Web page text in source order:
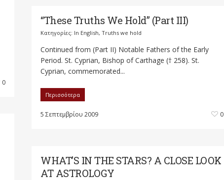
0
“These Truths We Hold” (Part III)
Κατηγορίες: In English, Truths we hold
Continued from (Part II) Notable Fathers of the Early
Period. St. Cyprian, Bishop of Carthage († 258). St.
Cyprian, commemorated...
Περισσότερα
5 Σεπτεμβρίου 2009 0
WHAT’S IN THE STARS? A CLOSE LOOK
AT ASTROLOGY